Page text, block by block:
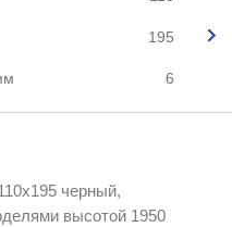
195
6
черный,
высотой 1950